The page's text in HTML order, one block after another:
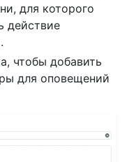
для которого
действие
чтобы добавить
для оповещений